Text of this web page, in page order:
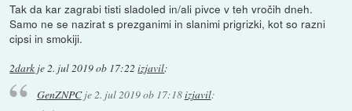
Tak da kar zagrabi tisti sladoled in/ali pivce v teh vročih dneh.
Samo ne se nazirat s prezganimi in slanimi prigrizki, kot so razni
cipsi in smokiji.
2dark je2. jul 2019 ob 17:22 izjavil:
GenZNPCje2. jul 2019 ob 17:18izjavil: